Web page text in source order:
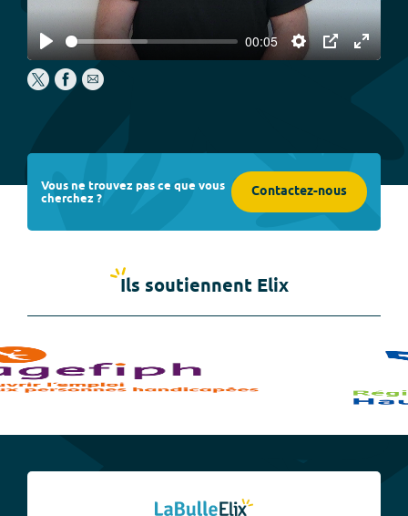
Play
00:05
Settings
PIP
Enter
Vous ne trouvez pas ce que vous
cherchez ? Contactez-nous
Ils soutiennent Elix